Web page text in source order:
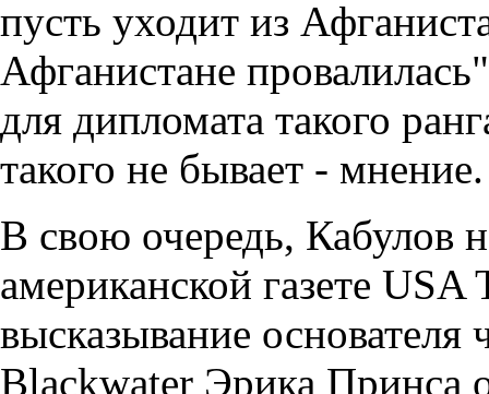
пусть уходит из
Афганистане
для дипломата такого
такого не бывает - мнение.
В свою очередь, Кабулов
американской газете USA
высказывание
Blackwater Эрика Принса